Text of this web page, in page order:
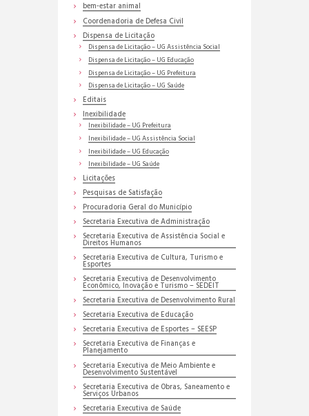
bem-estar animal
Coordenadoria de Defesa Civil
Dispensa de Licitação
Dispensa de Licitação – UG Assistência Social
Dispensa de Licitação – UG Educação
Dispensa de Licitação – UG Prefeitura
Dispensa de Licitação – UG Saúde
Editais
Inexibilidade
Inexibilidade – UG Prefeitura
Inexibilidade – UG Assistência Social
Inexibilidade – UG Educação
Inexibilidade – UG Saúde
Licitações
Pesquisas de Satisfação
Procuradoria Geral do Município
Secretaria Executiva de Administração
Secretaria Executiva de Assistência Social e
Direitos Humanos
Secretaria Executiva de Cultura, Turismo e
Esportes
Secretaria Executiva de Desenvolvimento
Econômico, Inovação e Turismo – SEDEIT
Secretaria Executiva de Desenvolvimento Rural
Secretaria Executiva de Educação
Secretaria Executiva de Esportes – SEESP
Secretaria Executiva de Finanças e
Planejamento
Secretaria Executiva de Meio Ambiente e
Desenvolvimento Sustentável
Secretaria Executiva de Obras, Saneamento e
Serviços Urbanos
Secretaria Executiva de Saúde